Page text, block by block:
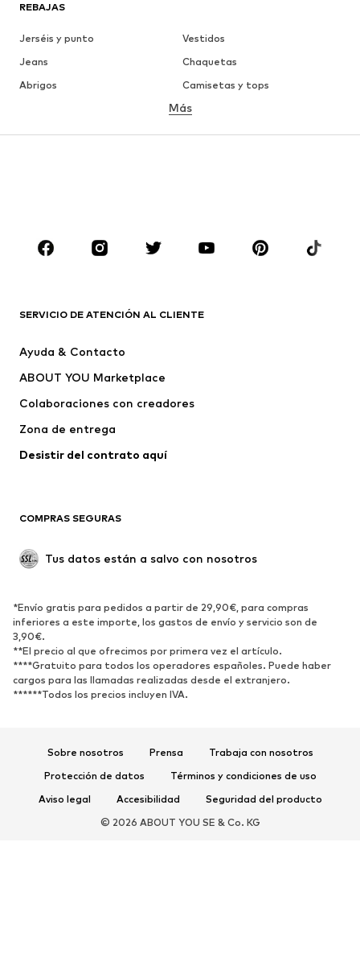
REBAJAS
Jerséis y punto
Vestidos
Jeans
Chaquetas
Abrigos
Camisetas y tops
Ropa interior
Faldas
Blusas y camisas
Zapatos
Deporte
Vestidos
Camisetas y tops
Chaquetas
Jerséis y punto
Ropa interior
Abrigos
Tallas grandes
Reciclado
ZAPATOS
Nuevo
Zapatillas de deporte
Botines
Zapatos de tacón y plataforma Botas
Zapatillas de casa
Exclusivo
Más
SERVICIO DE ATENCIÓN AL CLIENTE
Ayuda & Contacto
ABOUT YOU Marketplace
Colaboraciones con creadores
Zona de entrega
Desistir del contrato aquí
COMPRAS SEGURAS
Tus datos están a salvo con nosotros
*Envío gratis para pedidos a partir de 29,90€, para compras
inferiores a este importe, los gastos de envío y servicio son de
3,90€.
**El precio al que ofrecimos por primera vez el artículo.
****Gratuito para todos los operadores españoles. Puede haber
cargos para las llamadas realizadas desde el extranjero.
******Todos los precios incluyen IVA.
Sobre nosotros Prensa
Trabaja con nosotros
Protección de datos
Términos y condiciones de uso
Aviso legal
Accesibilidad
Seguridad del producto
© 2026 ABOUT YOU SE & Co. KG